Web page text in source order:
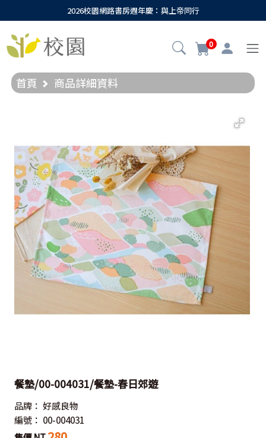
2026校園網路書房週年慶：與上帝同行
0
首頁 商品詳細資料
餐墊/00-004031/餐墊-春日郊遊
品牌： 好感良物
編號： 00-004031